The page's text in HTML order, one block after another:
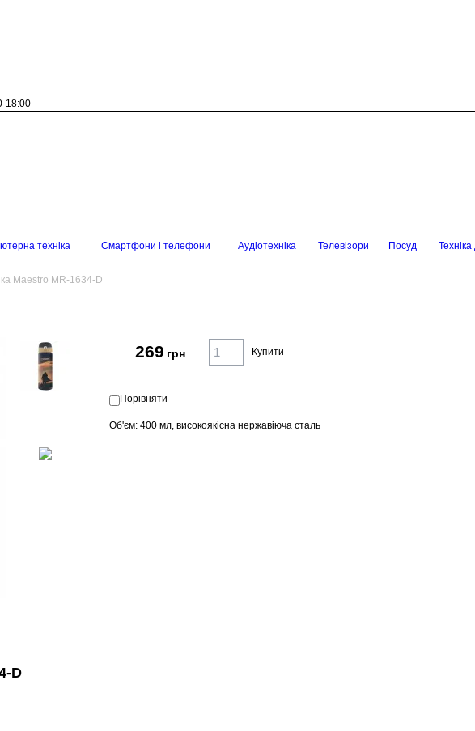
18:00
техніка Смартфони і телефони Аудіотехніка Телевізори Посуд Техніка
Maestro MR-1634-D
269 грн Купити
Порівняти
Об'єм: 400 мл, високоякісна нержавіюча сталь
D